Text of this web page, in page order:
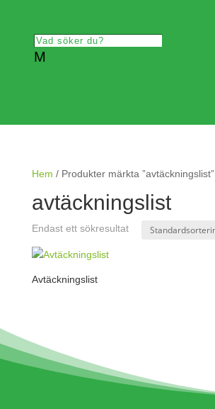
M
Hem / Produkter märkta ”avtäckningslist”
avtäckningslist
Endast ett sökresultat
Avtäckningslist